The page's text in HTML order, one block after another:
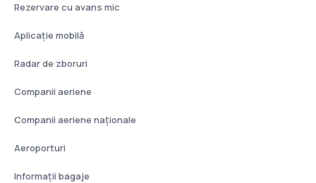
Rezervare cu avans mic
Aplicație mobilă
Radar de zboruri
Companii aeriene
Companii aeriene naţionale
Aeroporturi
Informații bagaje